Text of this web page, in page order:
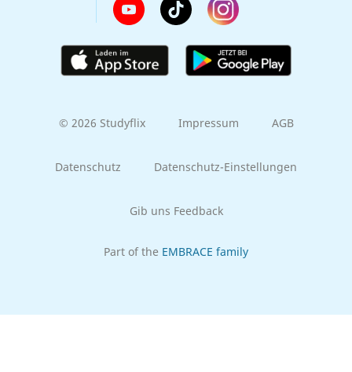
© 2026 Studyflix Impressum AGB
Datenschutz Datenschutz-Einstellungen
Gib uns Feedback
Part of the EMBRACE family